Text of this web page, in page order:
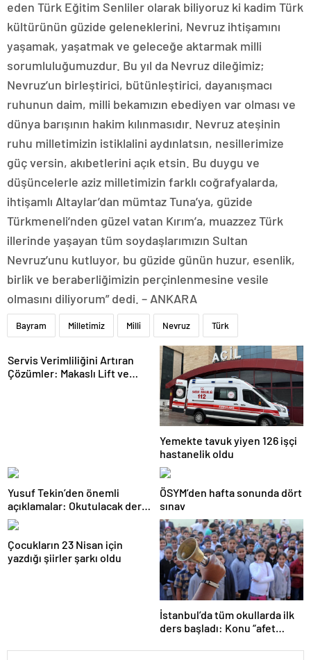
eden Türk Eğitim Senliler olarak biliyoruz ki kadim Türk
kültürünün güzide geleneklerini, Nevruz ihtişamını
yaşamak, yaşatmak ve geleceğe aktarmak milli
sorumluluğumuzdur. Bu yıl da Nevruz dileğimiz;
Nevruz’un birleştirici, bütünleştirici, dayanışmacı
ruhunun daim, milli bekamızın ebediyen var olması ve
dünya barışının hakim kılınmasıdır. Nevruz ateşinin
ruhu milletimizin istiklalini aydınlatsın, nesillerimize
güç versin, akıbetlerini açık etsin. Bu duygu ve
düşüncelerle aziz milletimizin farklı coğrafyalarda,
ihtişamlı Altaylar’dan mümtaz Tuna’ya, güzide
Türkmeneli’nden güzel vatan Kırım’a, muazzez Türk
illerinde yaşayan tüm soydaşlarımızın Sultan
Nevruz’unu kutluyor, bu güzide günün huzur, esenlik,
birlik ve beraberliğimizin perçinlenmesine vesile
olmasını diliyorum” dedi. – ANKARA
Bayram Milletimiz Milli Nevruz Türk
Servis Verimliliğini Artıran
Çözümler: Makaslı Lift ve
Yemekte tavuk yiyen 126 işçi
hastanelik oldu
Yusuf Tekin’den önemli
açıklamalar: Okutulacak dersi
kalmamış öğretmene branş
değişikliği masada
ÖSYM’den hafta sonunda dört
sınav
Çocukların 23 Nisan için
yazdığı şiirler şarkı oldu
İstanbul’da tüm okullarda ilk
ders başladı: Konu “afet